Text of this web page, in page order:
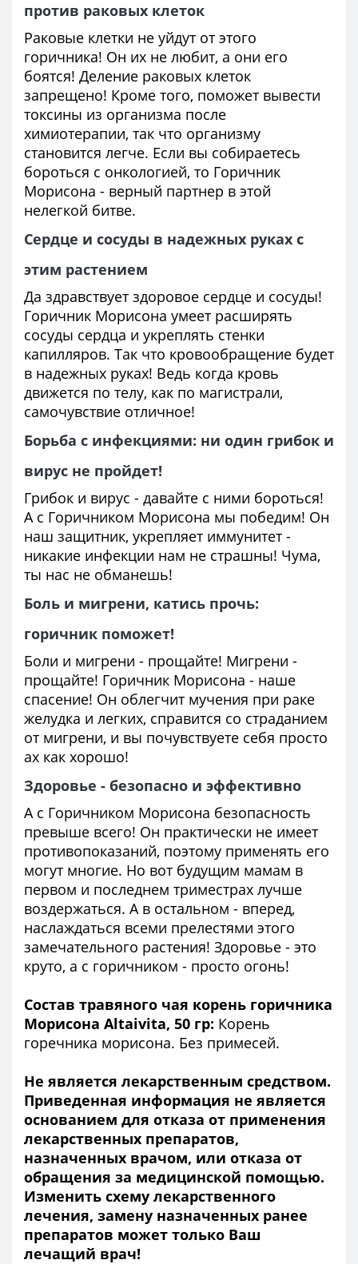
против раковых клеток
Раковые клетки не уйдут от этого
горичника! Он их не любит, а они его
боятся! Деление раковых клеток
запрещено! Кроме того, поможет вывести
токсины из организма после
химиотерапии, так что организму
становится легче. Если вы собираетесь
бороться с онкологией, то Горичник
Морисона - верный партнер в этой
нелегкой битве.
Сердце и сосуды в надежных руках с
этим растением
Да здравствует здоровое сердце и сосуды!
Горичник Морисона умеет расширять
сосуды сердца и укреплять стенки
капилляров. Так что кровообращение будет
в надежных руках! Ведь когда кровь
движется по телу, как по магистрали,
самочувствие отличное!
Борьба с инфекциями: ни один грибок и
вирус не пройдет!
Грибок и вирус - давайте с ними бороться!
А с Горичником Морисона мы победим! Он
наш защитник, укрепляет иммунитет -
никакие инфекции нам не страшны! Чума,
ты нас не обманешь!
Боль и мигрени, катись прочь:
горичник поможет!
Боли и мигрени - прощайте! Мигрени -
прощайте! Горичник Морисона - наше
спасение! Он облегчит мучения при раке
желудка и легких, справится со страданием
от мигрени, и вы почувствуете себя просто
ах как хорошо!
Здоровье - безопасно и эффективно
А с Горичником Морисона безопасность
превыше всего! Он практически не имеет
противопоказаний, поэтому применять его
могут многие. Но вот будущим мамам в
первом и последнем триместрах лучше
воздержаться. А в остальном - вперед,
наслаждаться всеми прелестями этого
замечательного растения! Здоровье - это
круто, а с горичником - просто огонь!
Состав травяного чая корень горичника
Морисона Altaivita, 50 гр: Корень
горечника морисона. Без примесей.
Не является лекарственным средством.
Приведенная информация не является
основанием для отказа от применения
лекарственных препаратов,
назначенных врачом, или отказа от
обращения за медицинской помощью.
Изменить схему лекарственного
лечения, замену назначенных ранее
препаратов может только Ваш
лечащий врач!